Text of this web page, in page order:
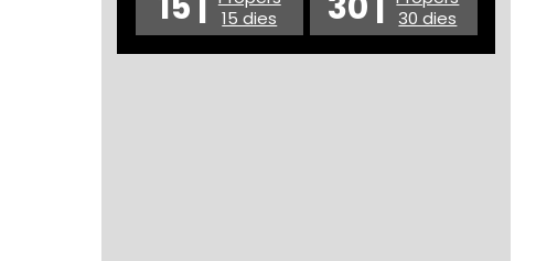
15 dies
30 dies